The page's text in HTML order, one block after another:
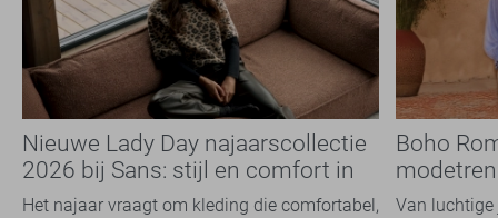
Nieuwe Lady Day najaarscollectie
2026 bij Sans: stijl en comfort in
travelkwaliteit
Het najaar vraagt om kleding die comfortabel,
Boho
overal
Van luchtige